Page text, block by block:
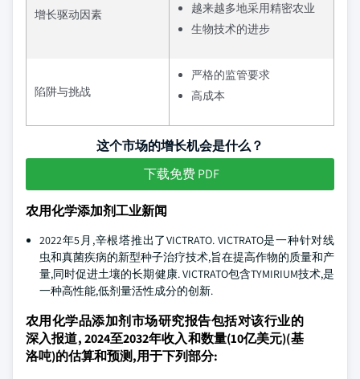
增长驱动因素
越来越多地采用精密农业
生物技术的进步
陷阱与挑战
严格的监管要求
高成本
这个市场的增长机会是什么？
下载免费 PDF
农用化学添加剂工业新闻
2022年5月,辛根塔推出了VICTRATO. VICTRATO是一种针对线
虫和真菌疾病的新型种子治疗技术,旨在提高作物的质量和产
量,同时促进土壤的长期健康. VICTRATO包含TYMIRIUM技术,是
一种高性能,低剂量活性成分的创新.
农用化学品添加剂市场研究报告包括对该行业的
深入报道, 2024至2032年收入和数量(10亿美元)(基
洛吨)的估算和预测,用于下列部分: